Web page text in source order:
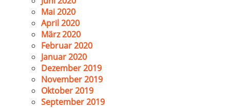
Mai 2020
April 2020
März 2020
Februar 2020
Januar 2020
Dezember 2019
November 2019
Oktober 2019
September 2019